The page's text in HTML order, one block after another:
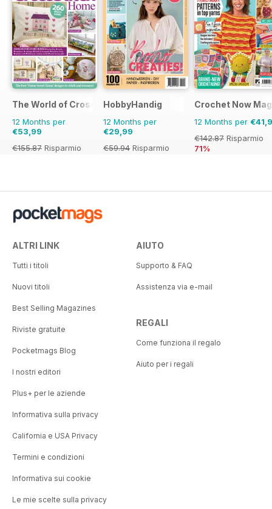
The World of Cross Stitching
12 Months per
€53,99
€155.87 Risparmio
HobbyHandig
12 Months per
€29,99
€59.94 Risparmio
Crochet Now
12 Months per
€142.87 Risparmio
71%
ALTRI LINK
Tutti i titoli
Nuovi titoli
Best Selling Magazines
Riviste gratuite
Pocketmags Blog
I nostri editori
Plus+ per le aziende
Informativa sulla privacy
California e USA Privacy
Termini e condizioni
Informativa sui cookie
Le mie scelte sulla privacy
AIUTO
Supporto & FAQ
Assistenza via e-mail
REGALI
Come funziona il regalo
Aiuto per i regali